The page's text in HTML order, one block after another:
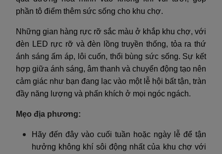
phần tô điểm thêm sức sống cho khu chợ.
Những gian hàng rực rỡ sắc màu ở khắp khu chợ, với
đèn LED rực rỡ và đèn lồng truyền thống, tỏa ra thứ
ánh sáng ấm áp, lôi cuốn, thổi bùng sức sống. Sự kết
hợp giữa ánh sáng, âm thanh và chuyển động tạo nên
cảm giác như bạn đang lạc vào một lễ hội bất tận, tràn
đầy năng lượng và phấn khích ở mọi ngóc ngách.
Mẹo địa phương:
Hãy đến đây vào cuối tuần hoặc ngày lễ để tận
hưởng không khí sôi động nhất của khu chợ với